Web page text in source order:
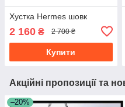
Хустка Hermes шовк
2 160 ₴ 2 700 ₴
Купити
Акційні пропозиції та
–20%